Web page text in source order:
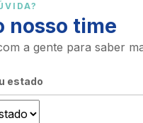
nosso time
a gente para saber
estado